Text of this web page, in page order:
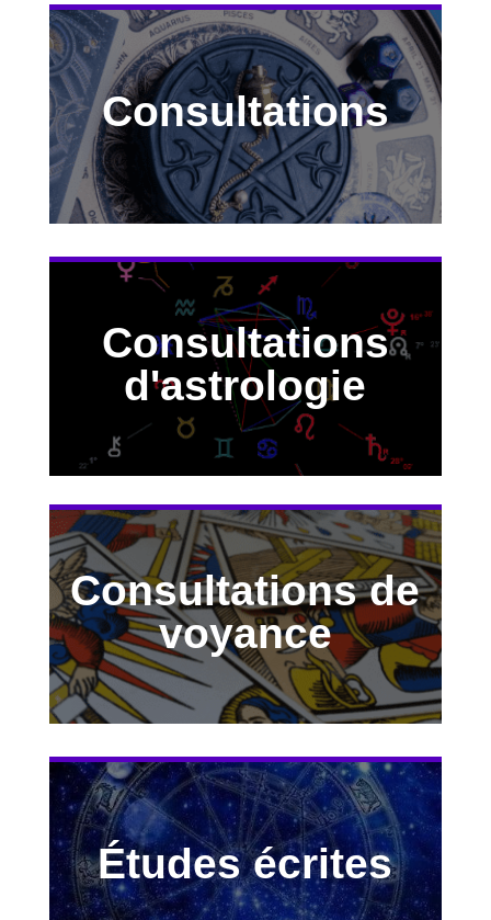
Consultations
Découvrir
Consultations
d'astrologie
Découvrir
Consultations de
voyance
Découvrir
Études écrites
Découvrir